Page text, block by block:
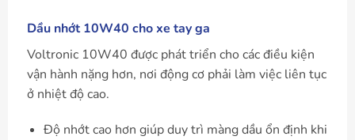
Dầu nhớt 10W40 cho xe tay ga
Voltronic 10W40 được phát triển cho các điều kiện
vận hành nặng hơn, nơi động cơ phải làm việc liên tục
ở nhiệt độ cao.
Độ nhớt cao hơn giúp duy trì màng dầu ổn định khi